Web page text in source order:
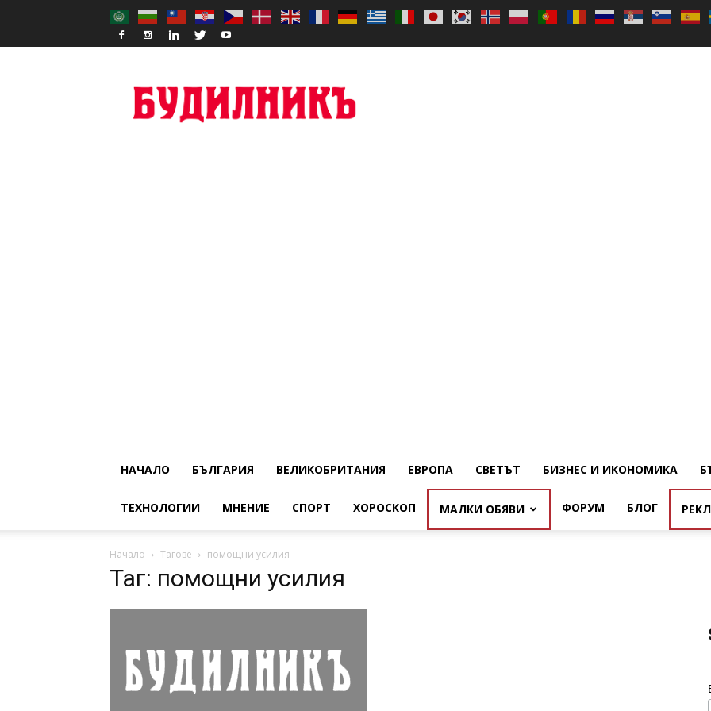
НАЧАЛО БЪЛГАРИЯ ВЕЛИКОБРИТАНИЯ ЕВРОПА СВЕТЪТ БИЗНЕС И ИКОНОМИКА
ТЕХНОЛОГИИ МНЕНИЕ СПОРТ ХОРОСКОП МАЛКИ ОБЯВИ ФОРУМ БЛОГ
Начало Тагове помощни усилия
Таг: помощни усилия